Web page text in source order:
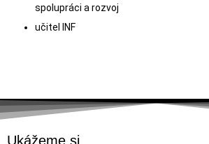
spolupráci a rozvoj
učitel INF
Ukážeme si